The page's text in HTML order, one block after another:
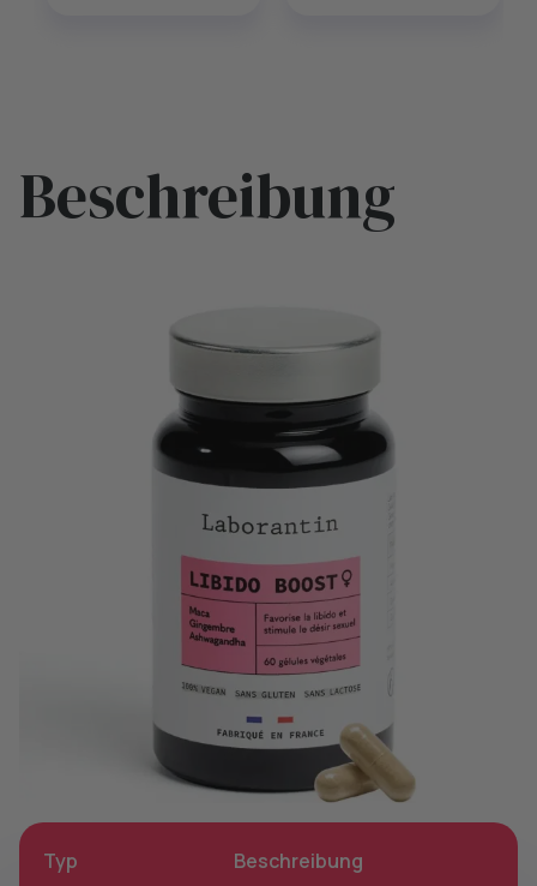
Beschreibung
Typ Beschreibung